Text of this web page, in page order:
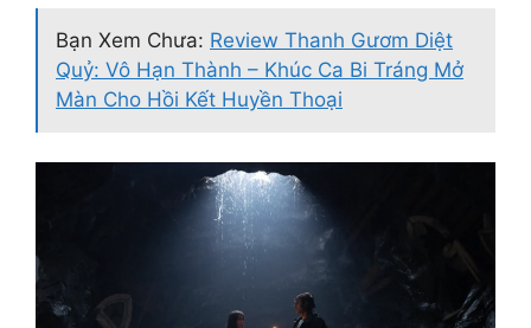
Bạn Xem Chưa: Review Thanh Gươm Diệt
Quỷ: Vô Hạn Thành – Khúc Ca Bi Tráng Mở
Màn Cho Hồi Kết Huyền Thoại